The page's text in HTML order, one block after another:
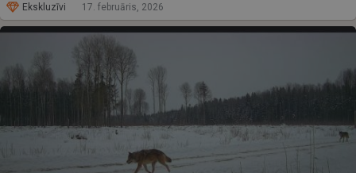
Ekskluzīvi 17. februāris, 2026